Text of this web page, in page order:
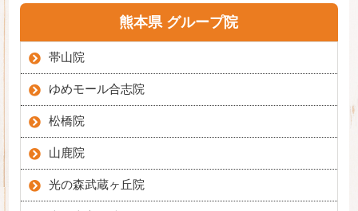
熊本県 グループ院
帯山院
ゆめモール合志院
松橋院
山鹿院
光の森武蔵ヶ丘院